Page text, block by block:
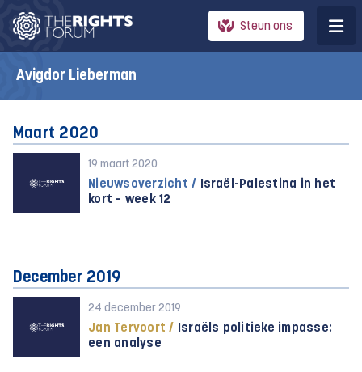
Steun ons
Avigdor Lieberman
Maart 2020
19 maart 2020
Nieuwsoverzicht / Israël-Palestina in het
kort – week 12
December 2019
24 december 2019
Jan Tervoort / Israëls politieke impasse:
een analyse